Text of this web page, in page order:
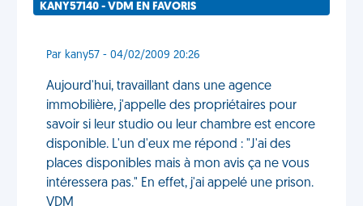
KANY57140 - VDM EN FAVORIS
Par kany57 - 04/02/2009 20:26
Aujourd'hui, travaillant dans une agence
immobilière, j'appelle des propriétaires pour
savoir si leur studio ou leur chambre est encore
disponible. L'un d'eux me répond : "J'ai des
places disponibles mais à mon avis ça ne vous
intéressera pas." En effet, j'ai appelé une prison.
VDM